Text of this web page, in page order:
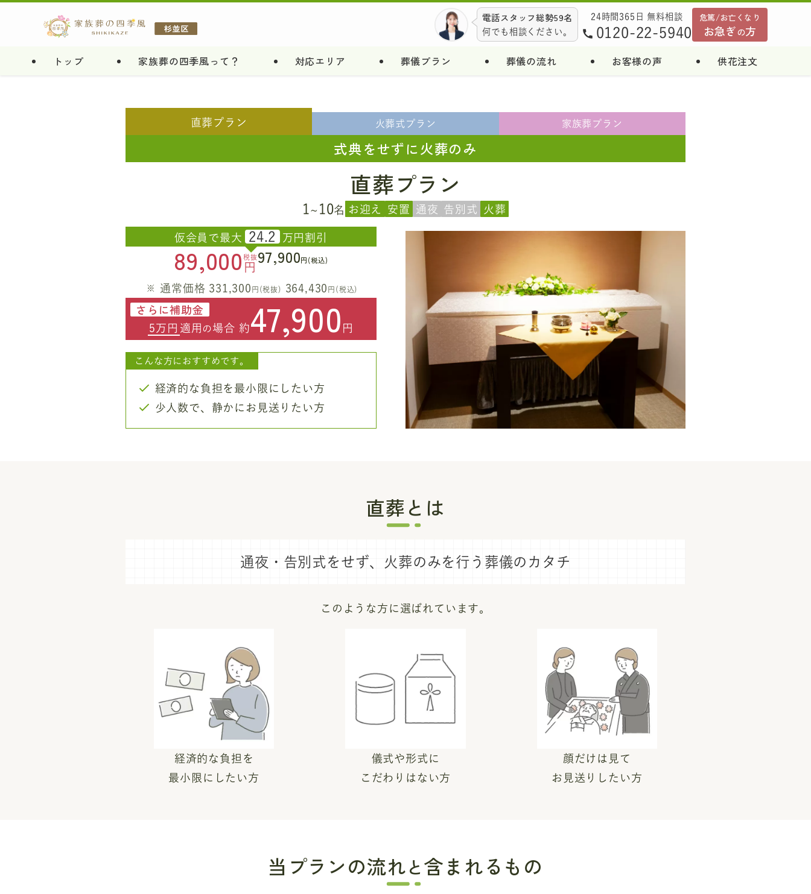
トップ 家族葬の四季風って？ 対応エリア 葬儀プラン 葬儀の流れ お客様の声 供花注文
電話スタッフ総勢59名
何でも相談ください。
24時間365日 無料相談
0120-22-5940
危篤/お亡くなり
お急ぎの方
直葬 プラン 火葬式 プラン 家族葬 プラン
式典をせずに火葬のみ
直葬プラン
1 ~ 10名 お迎え 安置 通夜 告別式 火葬
仮会員で最大 24.2 万円割引
89,000 税抜
円 97,900円(税込)
通常価格 331,300 円(税抜) 364,430 円(税込)
さらに補助金
5万円 適用 の場合 約47,900 円
こんな方におすすめです。
経済的な負担を最小限にしたい方
少人数で、静かにお見送りたい方
直葬とは
通夜・告別式をせず、 火葬のみを行う葬儀のカタチ
このような方に選ばれています。
経済的な負担を
最小限にしたい方
儀式や形式に
こだわりはない方
顔だけは見て
お見送りしたい方
当プランの流れと含まれるもの